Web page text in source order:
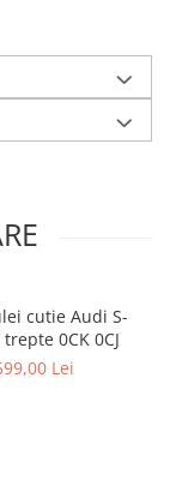
cutie Audi S-
0CK 0CJ
Lei